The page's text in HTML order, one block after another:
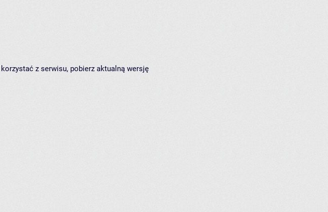
z serwisu, pobierz aktualną wersję